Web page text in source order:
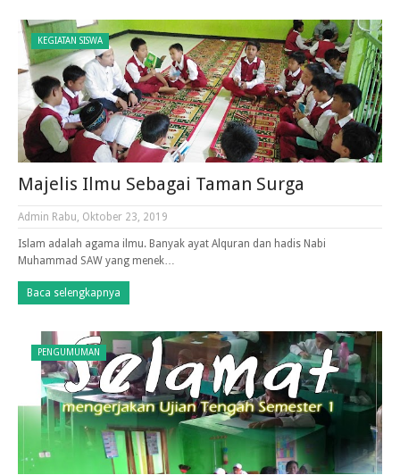
KEGIATAN SISWA
Majelis Ilmu Sebagai Taman Surga
Admin Rabu, Oktober 23, 2019
Islam adalah agama ilmu. Banyak ayat Alquran dan hadis Nabi
Muhammad SAW yang menek…
Baca selengkapnya
PENGUMUMAN